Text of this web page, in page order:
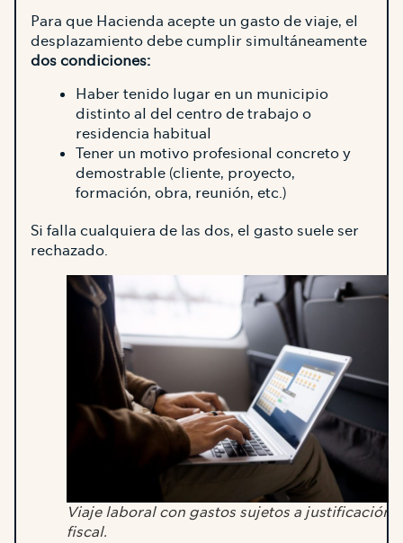
Para que Hacienda acepte un gasto de viaje, el
desplazamiento debe cumplir simultáneamente
dos condiciones:
Haber tenido lugar en un municipio
distinto al del centro de trabajo o
residencia habitual
Tener un motivo profesional concreto y
demostrable (cliente, proyecto,
formación, obra, reunión, etc.)
Si falla cualquiera de las dos, el gasto suele ser
rechazado.
Viaje laboral con gastos sujetos a justificación
fiscal.